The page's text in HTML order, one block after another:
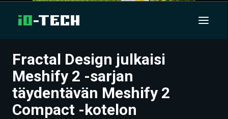
UUTISET
ARTIKKELIT
VIDEOT
Fractal Design julkaisi
Meshify 2 -sarjan
täydentävän Meshify 2
Compact -kotelon